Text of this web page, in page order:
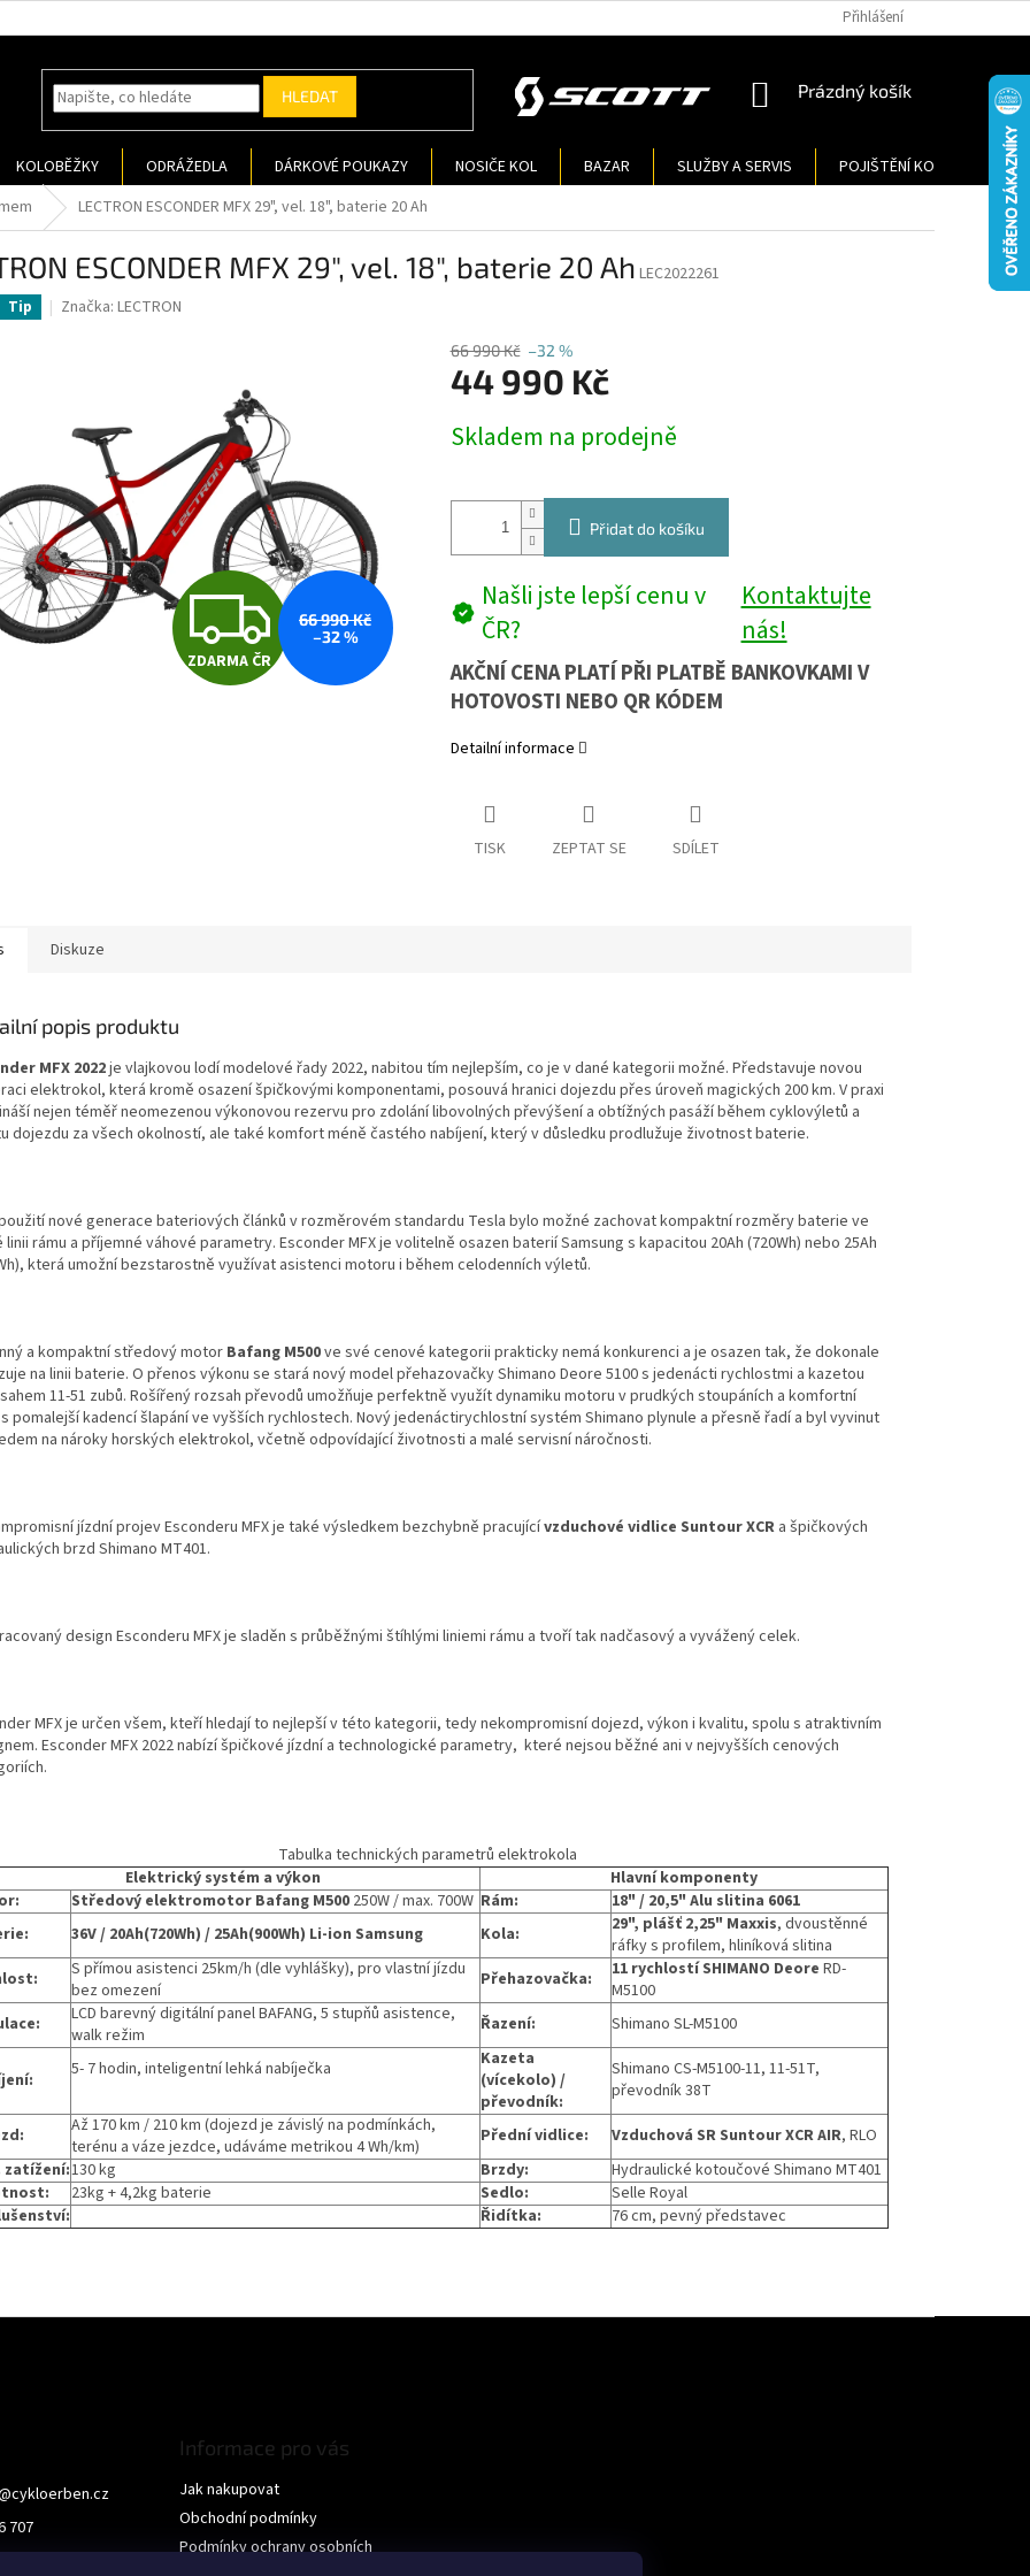
Přihlášení
HLEDAT
NÁKUPNÍ
Prázdný košík
KOLOBĚŽKY ODRÁŽEDLA DÁRKOVÉ POUKAZY NOSIČE KOL BAZAR SLUŽBY A SERVIS POJIŠTĚNÍ KOL
LECTRON ESCONDER MFX 29", vel. 18", baterie 20 Ah
ESCONDER MFX 29", vel. 18", baterie 20 Ah LEC2022261
Tip Značka: LECTRON
Z
D
ZDARMA ČR
66 990 Kč
–32 %
66 990 Kč –32 %
44 990 Kč
cena:
Skladem na prodejně
Přidat do košíku
Našli jste lepší cenu v
ČR?
Kontaktujte
nás!
AKČNÍ CENA PLATÍ PŘI PLATBĚ BANKOVKAMI V
HOTOVOSTI NEBO QR KÓDEM
Detailní informace
TISK ZEPTAT SE SDÍLET
Diskuze
popis produktu
MFX 2022je vlajkovou lodí modelové řady 2022, nabitou tím nejlepším, co je v dané kategorii možné. Představuje novou
elektrokol, která kromě osazení špičkovými komponentami, posouvá hranici dojezdu přes úroveň magických 200 km. V praxi
nejen téměř neomezenou výkonovou rezervu pro zdolání libovolných převýšení a obtížných pasáží během cyklovýletů a
dojezdu za všech okolností, ale také komfort méně častého nabíjení, který v důsledku prodlužuje životnost baterie.
nové generace bateriových článků v rozměrovém standardu Tesla bylo možné zachovat kompaktní rozměry baterie ve
linii rámu a příjemné váhové parametry. Esconder MFX je volitelně osazen baterií Samsung s kapacitou 20Ah (720Wh) nebo 25Ah
která umožní bezstarostně využívat asistenci motoru i během celodenních výletů.
a kompaktní středový motor Bafang M500ve své cenové kategorii prakticky nemá konkurenci a je osazen tak, že dokonale
na linii baterie. O přenos výkonu se stará nový model přehazovačky Shimano Deore 5100 s jedenácti rychlostmi a kazetou
11-51 zubů. Rošířený rozsah převodů umožňuje perfektně využít dynamiku motoru v prudkých stoupáních a komfortní
pomalejší kadencí šlapání ve vyšších rychlostech. Nový jedenáctirychlostní systém Shimano plynule a přesně řadí a byl vyvinut
na nároky horských elektrokol, včetně odpovídající životnosti a malé servisní náročnosti.
jízdní projev Esconderu MFX je také výsledkem bezchybně pracujícívzduchové vidlice Suntour XCR a špičkových
brzd Shimano MT401.
design Esconderu MFX je sladěn s průběžnými štíhlými liniemi rámu a tvoří tak nadčasový a vyvážený celek.
MFX je určen všem, kteří hledají to nejlepší v této kategorii, tedy nekompromisní dojezd, výkon i kvalitu, spolu s atraktivním
Esconder MFX 2022 nabízí špičkové jízdní a technologické parametry, které nejsou běžné ani v nejvyšších cenových
Tabulka technických parametrů elektrokola
Elektrický systém a výkon
Hlavní komponenty
Středový elektromotor Bafang M500 250W / max. 700W Rám:
18" / 20,5" Alu slitina 6061
36V / 20Ah(720Wh) / 25Ah(900Wh) Li-ion Samsung Kola: 29", plášť 2,25" Maxxis, dvoustěnné
ráfky s profilem, hliníková slitina
S přímou asistenci 25km/h (dle vyhlášky), pro vlastní jízdu
bez omezení
Přehazovačka: 11 rychlostíSHIMANO Deore RD-
M5100
LCD barevný digitální panel BAFANG, 5 stupňů asistence,
walk režim
Řazení: Shimano SL-M5100
5- 7 hodin, inteligentní lehká nabíječka
Kazeta
(vícekolo) /
převodník:
Shimano CS-M5100-11, 11-51T,
převodník 38T
Až 170 km / 210 km (dojezd je závislý na podmínkách,
terénu a váze jezdce, udáváme metrikou 4 Wh/km)
Přední vidlice: Vzduchová SR Suntour XCR AIR, RLO
zatížení:130 kg Brzdy:
Hydraulické kotoučové Shimano MT401
23kg + 4,2kg baterie Sedlo:
Selle Royal
Řidítka: 76 cm, pevný představec
cykloerben.cz
707
Informace pro vás
Jak nakupovat
Obchodní podmínky
Podmínky ochrany osobních